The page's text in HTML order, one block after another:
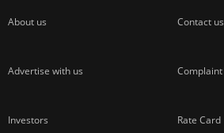
About us Contact us
Advertise with us
Investors Rate Card